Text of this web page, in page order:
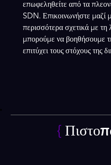
επωφεληθείτε από τα
SDN. Επικοινωνήστε μαζί
περισσότερα σχετικά με
μπορούμε να βοηθήσουμε
επιτύχει τους στόχους της
{